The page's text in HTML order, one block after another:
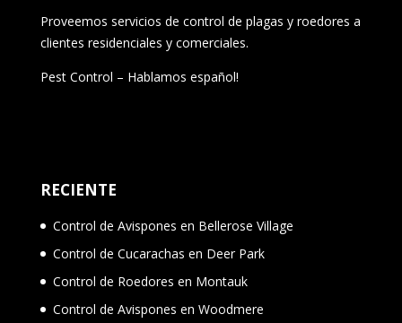
Proveemos servicios de control de plagas y roedores a
clientes residenciales y comerciales.
Pest Control – Hablamos español!
RECIENTE
Control de Avispones en Bellerose Village
Control de Cucarachas en Deer Park
Control de Roedores en Montauk
Control de Avispones en Woodmere